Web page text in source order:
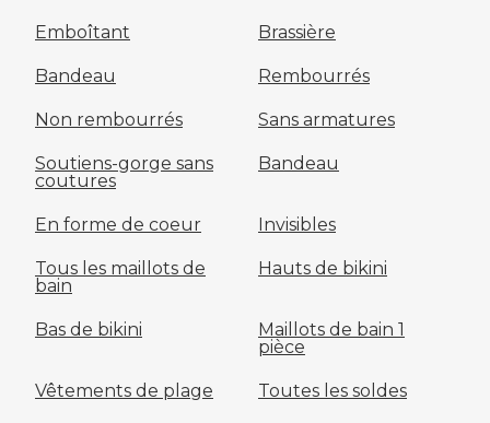
Emboîtant Brassière
Bandeau Rembourrés
Non rembourrés Sans armatures
Soutiens-gorge sans
coutures
Bandeau
En forme de coeur Invisibles
Tous les maillots de
bain
Hauts de bikini
Bas de bikini
Maillots de bain 1
pièce
Vêtements de plage Toutes les soldes